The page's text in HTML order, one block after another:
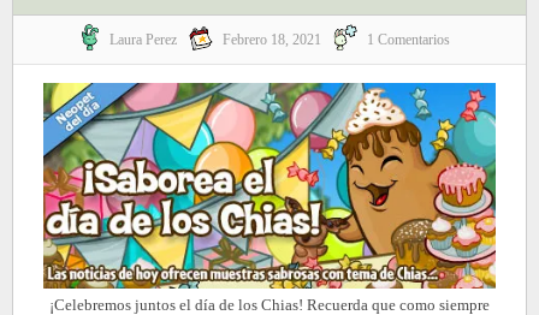
Laura Perez Febrero 18, 2021 1 Comentarios
¡Celebremos juntos el día de los Chias! Recuerda que como siempre